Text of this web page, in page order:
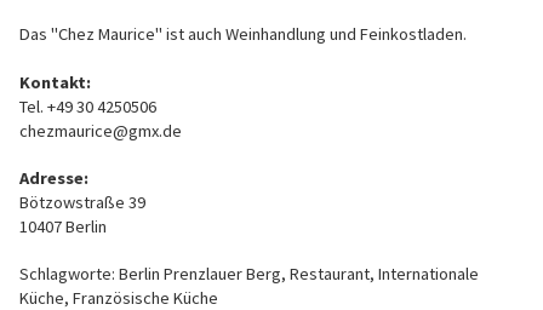
Das "Chez Maurice" ist auch Weinhandlung und Feinkostladen.
Kontakt:
Tel. +49 30 4250506
chezmaurice@gmx.de
Adresse:
Bötzowstraße 39
10407 Berlin
Schlagworte: Berlin Prenzlauer Berg, Restaurant, Internationale
Küche, Französische Küche